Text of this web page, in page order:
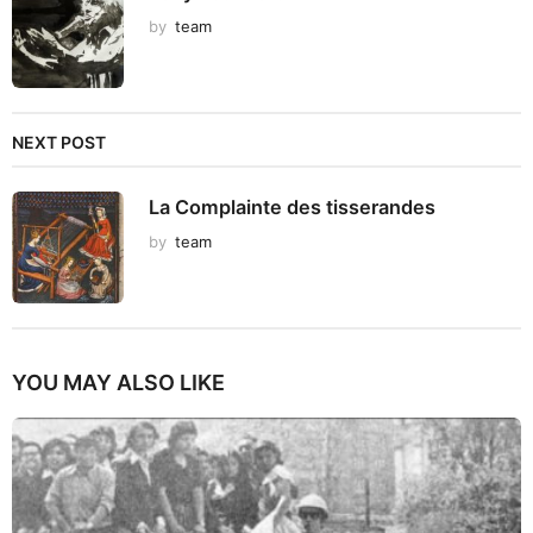
by team
NEXT POST
La Complainte des tisserandes
by team
YOU MAY ALSO LIKE